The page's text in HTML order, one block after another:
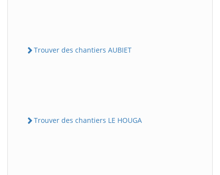
Trouver des chantiers AUBIET
Trouver des chantiers LE HOUGA